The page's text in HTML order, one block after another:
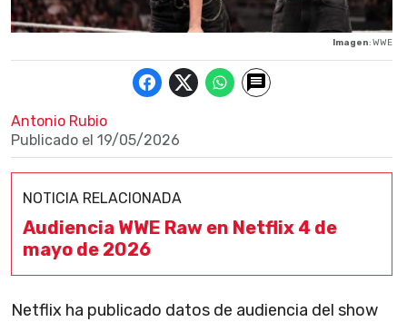
Imagen: WWE
Antonio Rubio
Publicado el 19/05/2026
NOTICIA RELACIONADA
Audiencia WWE Raw en Netflix 4 de
mayo de 2026
Netflix ha publicado datos de audiencia del show